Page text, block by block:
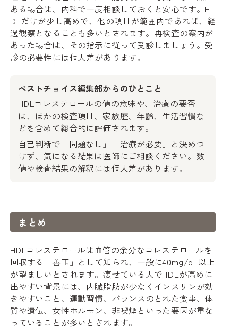
ある場合は、内科で一度相談しておくと安心です。H
DLだけが少し高めで、他の項目が範囲内であれば、経
過観察となることも多いとされます。再検査の案内が
あった場合は、その指示に従って受診しましょう。受
診の必要性には個人差があります。
ベストチョイス編集部からのひとこと
HDLコレステロールの値の意味や、治療の要否
は、ほかの検査項目、家族歴、年齢、生活習慣な
どを含めて総合的に評価されます。
自己判断で「問題なし」「治療が必要」と決めつ
けず、気になる結果は医師にご相談ください。数
値や検査結果の解釈には個人差があります。
まとめ
HDLコレステロールは血管の余分なコレステロールを
回収する「善玉」として知られ、一般に40mg/dL以上
が望ましいとされます。痩せている人でHDLが高めに
出やすい背景には、内臓脂肪が少なくインスリンが効
きやすいこと、運動習慣、バランスのとれた食事、体
質や遺伝、女性ホルモン、非喫煙といった要因が重な
っていることが多いとされます。